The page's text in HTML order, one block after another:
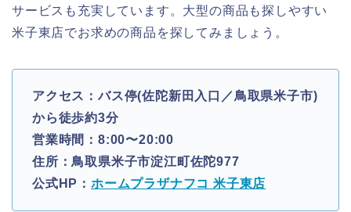
サービスも充実しています。大型の商品も探しやすい
米子東店でお求めの商品を探してみましょう。
アクセス：バス停(佐陀新田入口／鳥取県米子市)
から徒歩約3分
営業時間：8:00〜20:00
住所：鳥取県米子市淀江町佐陀977
公式HP： ホームプラザナフコ 米子東店